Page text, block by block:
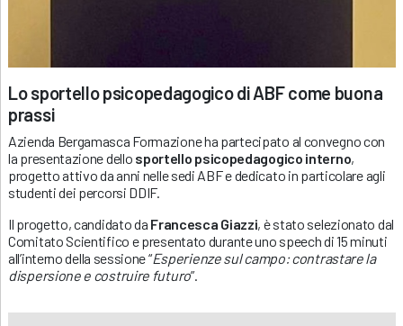
Lo sportello psicopedagogico di ABF come buona
prassi
Azienda Bergamasca Formazione ha partecipato al convegno con
la presentazione dello sportello psicopedagogico interno,
progetto attivo da anni nelle sedi ABF e dedicato in particolare agli
studenti dei percorsi DDIF.
Il progetto, candidato da Francesca Giazzi, è stato selezionato dal
Comitato Scientifico e presentato durante uno speech di 15 minuti
all’interno della sessione “Esperienze sul campo: contrastare la
dispersione e costruire futuro”.